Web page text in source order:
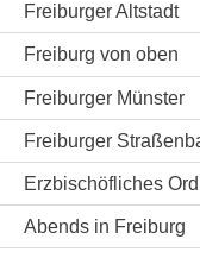
Freiburger Altstadt
Freiburg von oben
Freiburger Münster
Freiburger
Erzbischöfliches
Abends in Freiburg